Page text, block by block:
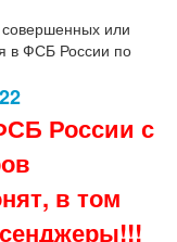
или
в ФСБ России по
России с
в том